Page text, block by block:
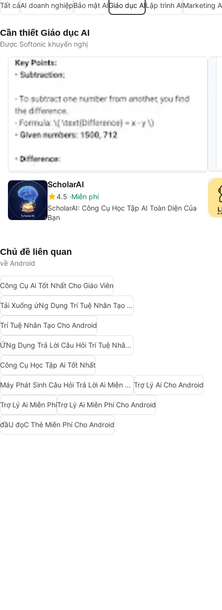
Tất cảAI doanh nghiệpBảo mật AIGiáo dục AILập trình AIMarketing
Cần thiết Giáo dục AI
Được Softonic khuyến nghị
ScholarAI
4.5 Miễn phí
ScholarAI: Công Cụ Học Tập AI Toàn Diện Của
Bạn
Chủ đề liên quan
về Android
Công Cụ Ai Tốt Nhất Cho Giáo Viên
Tải Xuống ứNg Dụng Trí Tuệ Nhân Tạo (Ai)
Trí Tuệ Nhân Tạo Cho Android
ỨNg Dụng Trả Lời Câu Hỏi Trí Tuệ Nhân Tạo
Công Cụ Học Tập Ai Tốt Nhất
Máy Phát Sinh Câu Hỏi Trả Lời Ai Miễn Phí Trợ Lý Ai Cho Android
Trợ Lý Ai Miễn PhíTrợ Lý Ai Miễn Phí Cho Android
đầU đọC Thẻ Miễn Phí Cho Android